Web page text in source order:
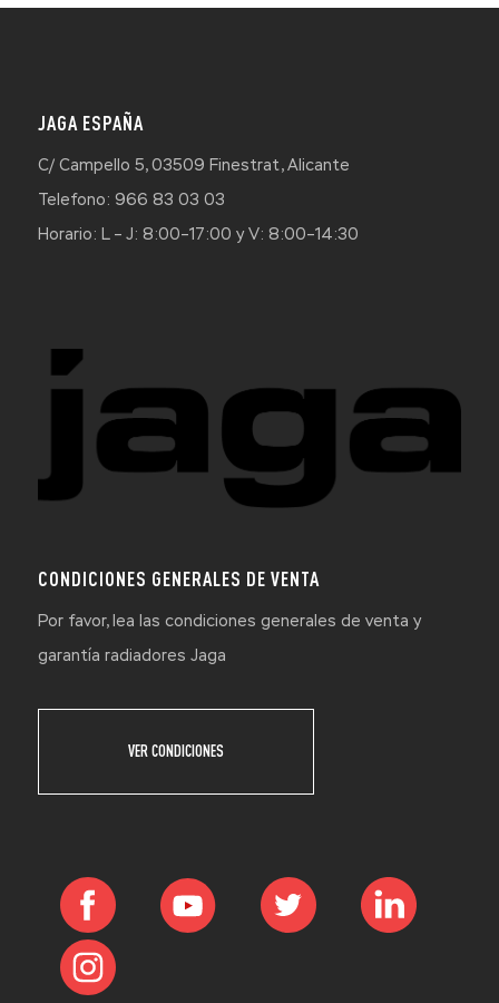
JAGA ESPAÑA
C/ Campello 5, 03509 Finestrat, Alicante
Telefono: 966 83 03 03
Horario: L – J: 8:00–17:00 y V: 8:00–14:30
CONDICIONES GENERALES DE VENTA
Por favor, lea las condiciones generales de venta y
garantía radiadores Jaga
VER CONDICIONES